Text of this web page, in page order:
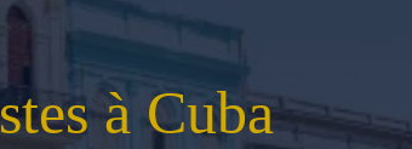
Asie du Sud-Està Cuba